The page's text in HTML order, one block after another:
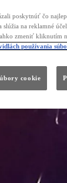
poskytnúť čo
na reklamné
zmeniť kliknutím
používania
cookie